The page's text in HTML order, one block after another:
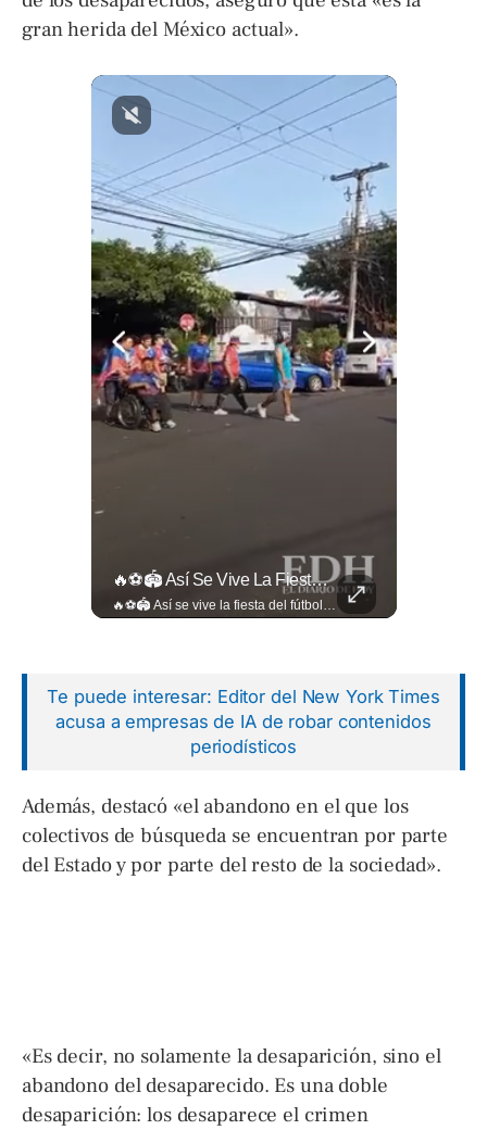
gran herida del México actual».
🔥⚽🏟️ Así Se Vive La Fiesta Del Fútbol Salvadoreño: La Pasión De Tigrillos Y Aguiluchos Ya Enciende El Ambiente Previo A La Gran Final Entre...
Te puede interesar: Editor del New York Times
acusa a empresas de IA de robar contenidos
periodísticos
Además, destacó «el abandono en el que los
colectivos de búsqueda se encuentran por parte
del Estado y por parte del resto de la sociedad».
«Es decir, no solamente la desaparición, sino el
abandono del desaparecido. Es una doble
desaparición: los desaparece el crimen